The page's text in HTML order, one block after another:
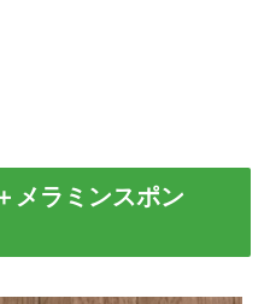
メラミンスポン